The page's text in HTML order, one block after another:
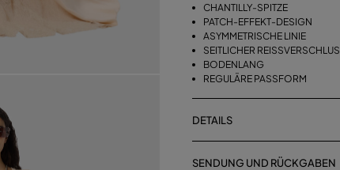
CHANTILLY-SPITZE
PATCH-EFFEKT-DESIGN
ASYMMETRISCHE LINIE
SEITLICHER REISSVERSCHLUSS
BODENLANG
REGULÄRE PASSFORM
DETAILS
SENDUNG UND RÜCKGABEN